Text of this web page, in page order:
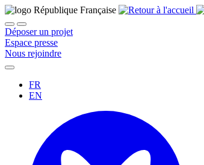
Déposer un projet
Espace presse
Nous rejoindre
FR
EN